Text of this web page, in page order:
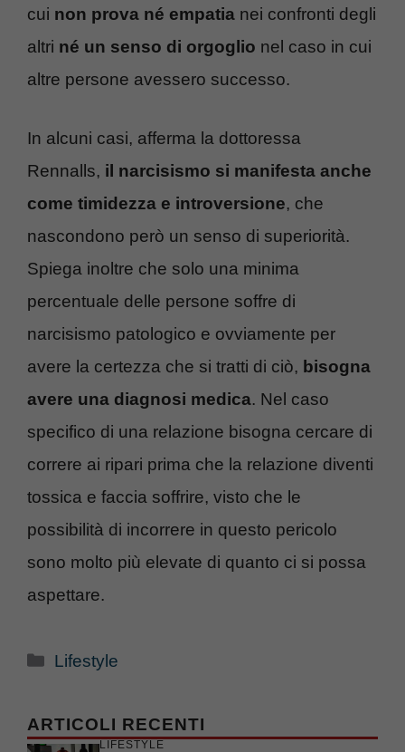
cui non prova né empatia nei confronti degli
altri né un senso di orgoglio nel caso in cui
altre persone avessero successo.
In alcuni casi, afferma la dottoressa
Rennalls, il narcisismo si manifesta anche
come timidezza e introversione, che
nascondono però un senso di superiorità.
Spiega inoltre che solo una minima
percentuale delle persone soffre di
narcisismo patologico e ovviamente per
avere la certezza che si tratti di ciò, bisogna
avere una diagnosi medica. Nel caso
specifico di una relazione bisogna cercare di
correre ai ripari prima che la relazione diventi
tossica e faccia soffrire, visto che le
possibilità di incorrere in questo pericolo
sono molto più elevate di quanto ci si possa
aspettare.
Categorie
Lifestyle
ARTICOLI RECENTI
LIFESTYLE